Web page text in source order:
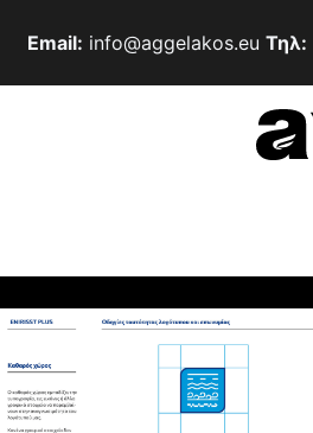
Email: info@aggelakos.eu Τηλ: